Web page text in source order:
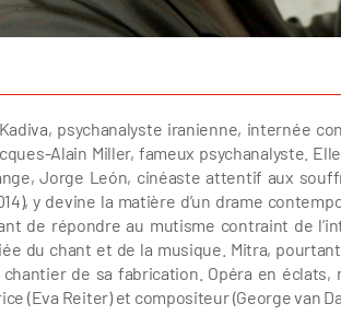
psychanalyste iranienne, internée
Alain Miller, fameux psychanalyste.
Jorge León, cinéaste attentif aux
y devine la matière d’un drame
de répondre au mutisme contraint de
du chant et de la musique. Mitra,
chantier de sa fabrication. Opéra en
(Eva Reiter) et compositeur (George van